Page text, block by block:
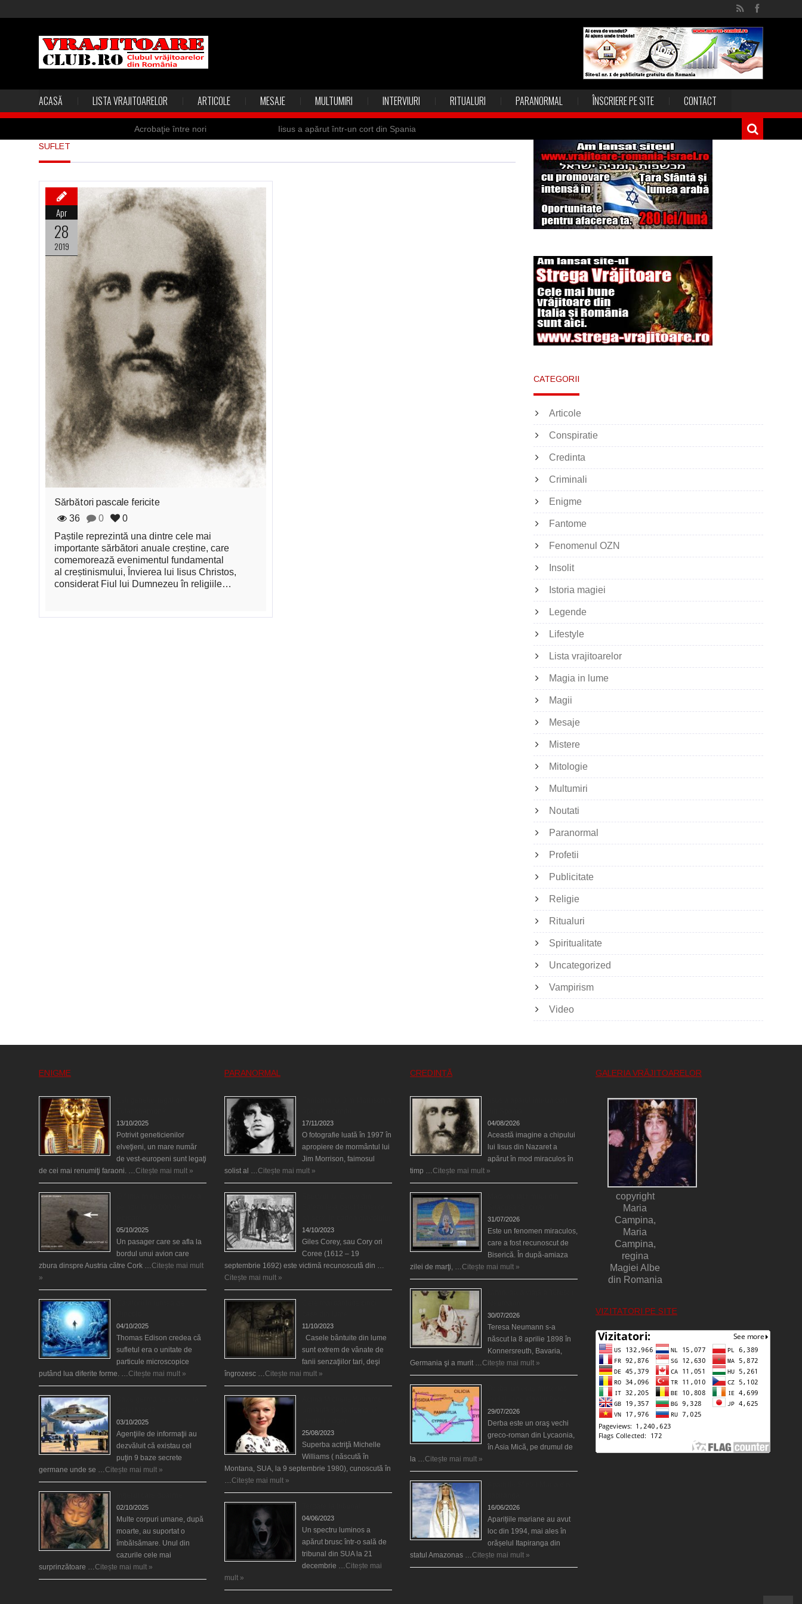
ACASĂ LISTA VRAJITOARELOR ARTICOLE MESAJE MULTUMIRI INTERVIURI RITUALURI PARANORMAL ÎNSCRIERE PE SITE CONTACT
Acrobaţie între nori Iisus a apărut într-un cort din Spania
Magia în Thailanda
Derba, un oraş misterios vizitat şi de sfântul Petre
Şi-a vândut soţia pentru un ritual de magie neagră
SUFLET
Apr
28
2019
Sărbători pascale fericite
36
0
0
Paștile reprezintă una dintre cele mai
importante sărbători anuale creștine, care
comemorează evenimentul fundamental
al creștinismului, Învierea lui Iisus Christos,
considerat Fiul lui Dumnezeu în religiile…
CATEGORII
Articole
Conspiratie
Credinta
Criminali
Enigme
Fantome
Fenomenul OZN
Insolit
Istoria magiei
Legende
Lifestyle
Lista vrajitoarelor
Magia in lume
Magii
Mesaje
Mistere
Mitologie
Multumiri
Noutati
Paranormal
Profetii
Publicitate
Religie
Ritualuri
Spiritualitate
Uncategorized
Vampirism
Video
ENIGME
13/10/2025
Potrivit geneticienilor
elveţieni, un mare număr
de vest-europeni sunt legaţi
de cei mai renumiţi faraoni. …Citește mai mult »
05/10/2025
Un pasager care se afla la
bordul unui avion care
zbura dinspre Austria către Cork …Citește mai mult
»
04/10/2025
Thomas Edison credea că
sufletul era o unitate de
particule microscopice
putând lua diferite forme. …Citește mai mult »
03/10/2025
Agenţiile de informaţii au
dezvăluit că existau cel
puţin 9 baze secrete
germane unde se …Citește mai mult »
02/10/2025
Multe corpuri umane, după
moarte, au suportat o
îmbălsămare. Unul din
cazurile cele mai
surprinzătoare …Citește mai mult »
PARANORMAL
17/11/2023
O fotografie luată în 1997 în
apropiere de mormântul lui
Jim Morrison, faimosul
solist al …Citește mai mult »
14/10/2023
Giles Corey, sau Cory ori
Coree (1612 – 19
septembrie 1692) este victimă recunoscută din …
Citește mai mult »
11/10/2023
Casele bântuite din lume
sunt extrem de vânate de
fanii senzaţiilor tari, deşi
îngrozesc …Citește mai mult »
25/08/2023
Superba actriţă Michelle
Williams ( născută în
Montana, SUA, la 9 septembrie 1980), cunoscută în
…Citește mai mult »
04/06/2023
Un spectru luminos a
apărut brusc într-o sală de
tribunal din SUA la 21
decembrie …Citește mai
mult »
CREDINȚĂ
04/08/2026
Această imagine a chipului
lui Iisus din Nazaret a
apărut în mod miraculos în
timp …Citește mai mult »
31/07/2026
Este un fenomen miraculos,
care a fost recunoscut de
Biserică. În după-amiaza
zilei de marţi, …Citește mai mult »
30/07/2026
Teresa Neumann s-a
născut la 8 aprilie 1898 în
Konnersreuth, Bavaria,
Germania şi a murit …Citește mai mult »
29/07/2026
Derba este un oraş vechi
greco-roman din Lycaonia,
în Asia Mică, pe drumul de
la …Citește mai mult »
16/06/2026
Aparițiile mariane au avut
loc din 1994, mai ales în
orășelul Itapiranga din
statul Amazonas …Citește mai mult »
GALERIA VRĂJITOARELOR
copyright
Maria
Campina,
Maria
Campina,
regina
Magiei Albe
din Romania
VIZITATORI PE SITE